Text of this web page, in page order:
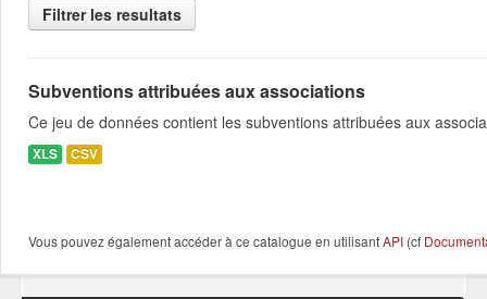
Filtrer les resultats
Subventions attribuées aux associations
Ce jeu de données contient les subventions attribuées aux
XLS CSV
Vous pouvez également accéder à ce catalogue en utilisantAPI (cf